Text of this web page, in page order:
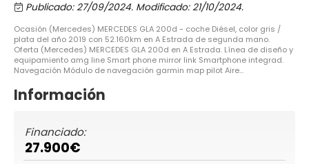
Publicado: 27/09/2024. Modificado: 21/10/2024.
Ocasión (Mercedes) MERCEDES GLA 200d - coche Diésel, color gris /
plata del año 2019 con 52.160km en A Estrada de segunda mano.
Oferta (Mercedes) MERCEDES GLA 200d en A Estrada. Línea de diseño y
equipamiento amg line Smart phone mirror link Smartphone integrad.
Navegación Módulo de navegación garmin map pilot Aire...
Información
Financiado:
27.900€